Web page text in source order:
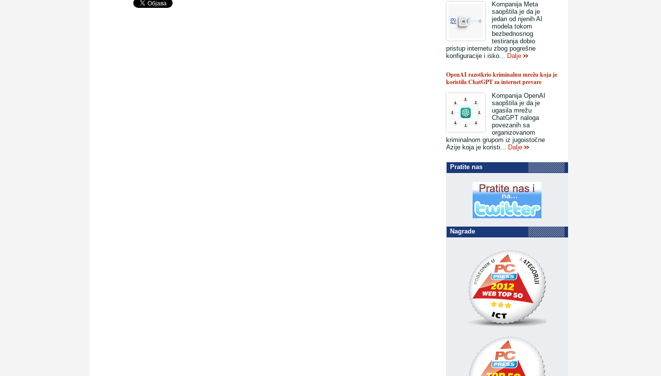
Kompanija Meta
saopštila je da je
jedan od njenih AI
modela tokom
bezbednosnog
testiranja dobio
pristup internetu zbog pogrešne
konfiguracije i isko... Dalje
OpenAI razotkrio kriminalnu mrežu koja je
koristila ChatGPT za internet prevare
Kompanija OpenAI
saopštila je da je
ugasila mrežu
ChatGPT naloga
povezanih sa
organizovanom
kriminalnom grupom iz jugoistočne
Azije koja je koristi... Dalje
Pratite nas
Nagrade